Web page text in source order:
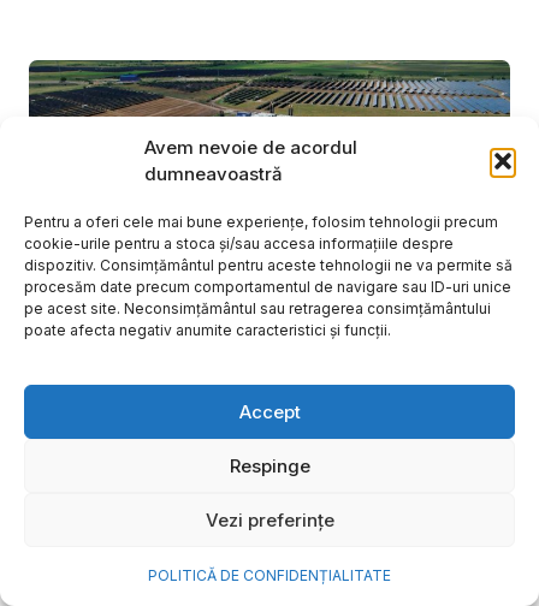
Avem nevoie de acordul
dumneavoastră
Pentru a oferi cele mai bune experiențe, folosim tehnologii precum
cookie-urile pentru a stoca și/sau accesa informațiile despre
dispozitiv. Consimțământul pentru aceste tehnologii ne va permite să
procesăm date precum comportamentul de navigare sau ID-uri unice
pe acest site. Neconsimțământul sau retragerea consimțământului
poate afecta negativ anumite caracteristici și funcții.
Accept
Respinge
Vezi preferințe
POLITICĂ DE CONFIDENȚIALITATE
NOVA Power & Gas: un program
de investiții de un miliard de
euro și o nouă promisiune de
o viață mai bună”
După aproape 20 de ani în care a investit în